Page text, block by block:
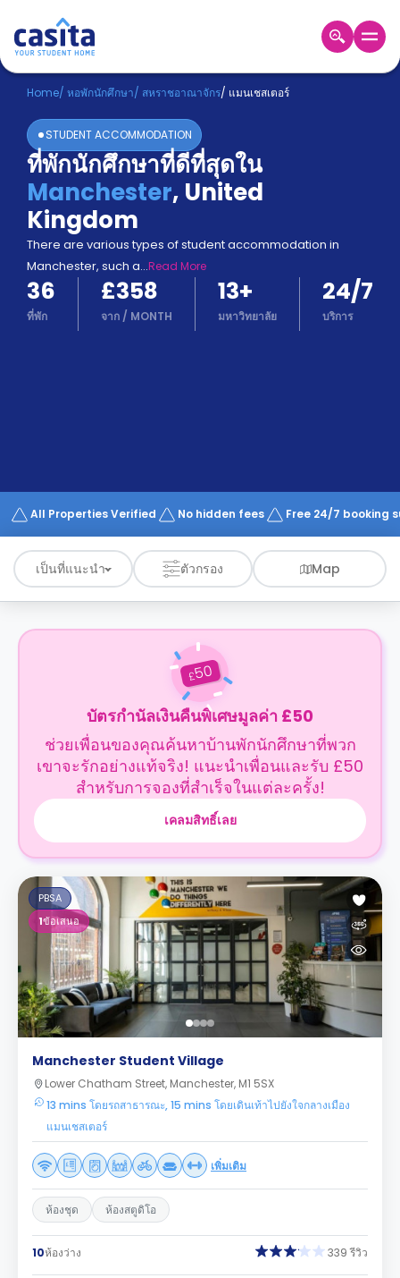
Home TH GBP
เข้าสู่
ระบบ
Booking
Accommodation
About
us
Blog
Refer
And
Earn
Become
A
Works
Home/ หอพักนักศึกษา/ สหราชอาณาจักร/ แมนเชสเตอร์
STUDENT ACCOMMODATION
ที่พักนักศึกษาที่ดีที่สุดใน
Manchester, United
Kingdom
There are various types of student accommodation in
Manchester, such a...Read More
36
ที่พัก
£358
จาก / MONTH
13+
มหาวิทยาลัย
24/7
บริการ
All Properties Verified No hidden fees Free 24/7 booking
เป็นที่แนะนำ ตัวกรอง Map
£50
บัตรกำนัลเงินคืนพิเศษมูลค่า £50
ช่วยเพื่อนของคุณค้นหาบ้านพักนักศึกษาที่พวก
เขาจะรักอย่างแท้จริง! แนะนำเพื่อนและรับ £50
สำหรับการจองที่สำเร็จในแต่ละครั้ง!
เคลมสิทธิ์เลย
PBSA
1ข้อเสนอ
Manchester Student Village
Lower Chatham Street, Manchester, M1 5SX
13 mins โดยรถสาธารณะ, 15 mins โดยเดินเท้าไปยังใจกลางเมือง
แมนเชสเตอร์
เพิ่มเติม
ห้องชุด ห้องสตูดิโอ
10ห้องว่าง 339 รีวิว